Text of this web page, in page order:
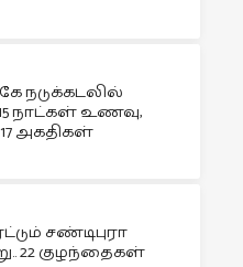
நடுக்கடலில்
நாட்கள் உணவு,
அகதிகள்
சண்டிபுரா
22 குழந்தைகள்